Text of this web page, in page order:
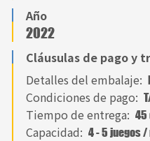
Año
2022
Cláusulas de pago y
Detalles del embalaje:
Condiciones de pago:
Tiempo de entrega: 45
Capacidad: 4 - 5 juegos /